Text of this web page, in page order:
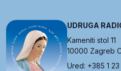
UDRUGA
Kameniti stol 11
10000 Zagreb
Ured: +385 1